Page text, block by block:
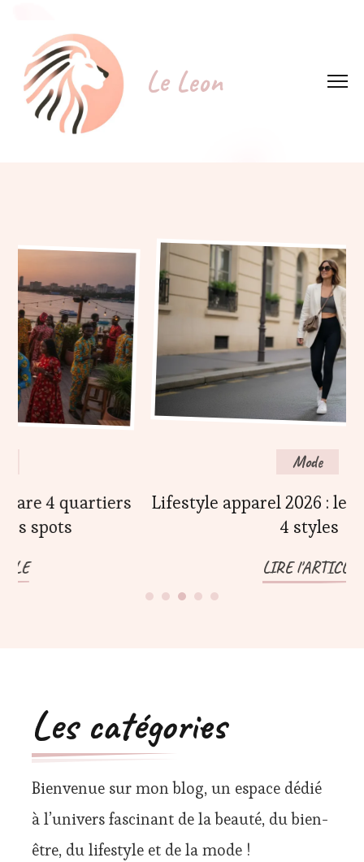
Le Leon
Lifestyle apparel 2026 : le comparatif des
Les catégories
Bienvenue sur mon blog, un espace dédié
à l’univers fascinant de la beauté, du bien-
être, du lifestyle et de la mode !